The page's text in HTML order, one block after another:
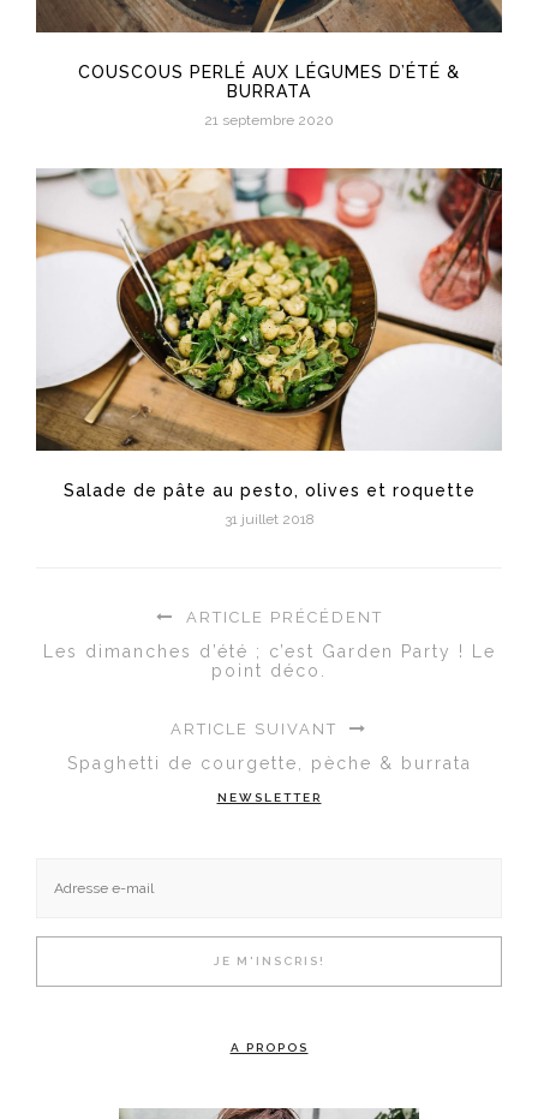
COUSCOUS PERLÉ AUX LÉGUMES D’ÉTÉ &
BURRATA
21 septembre 2020
Salade de pâte au pesto, olives et roquette
31 juillet 2018
ARTICLE PRÉCÉDENT
Les dimanches d’été ; c’est Garden Party ! Le
point déco.
ARTICLE SUIVANT
Spaghetti de courgette, pèche & burrata
NEWSLETTER
A PROPOS